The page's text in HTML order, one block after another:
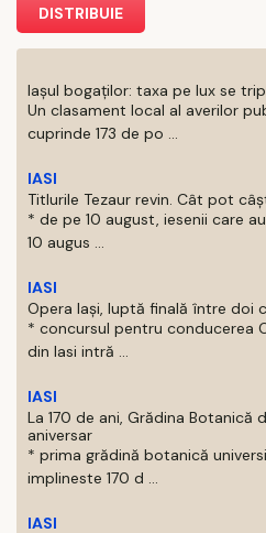
DISTRIBUIE
Iașul bogaților: taxa pe lux se
Un clasament local al averilor
cuprinde 173 de po ...
IASI
Titlurile Tezaur revin. Cât pot
* de pe 10 august, iesenii care
10 augus ...
IASI
Opera Iași, luptă finală între doi
* concursul pentru conducerea
din Iasi intră ...
IASI
La 170 de ani, Grădina Botanică
aniversar
* prima grădină botanică
implineste 170 d ...
IASI